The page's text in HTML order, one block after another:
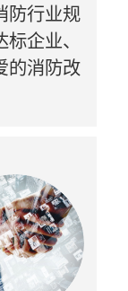
防行业规
企业、
的消防改